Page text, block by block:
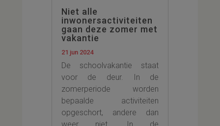
Niet alle
inwonersactiviteiten
gaan deze zomer met
vakantie
21 jun 2024
De schoolvakantie staat
voor de deur. In de
zomerperiode worden
bepaalde activiteiten
opgeschort, andere dan